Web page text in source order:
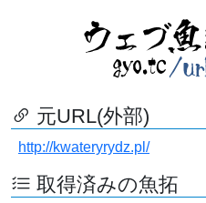
元URL(外部)
http://kwateryrydz.pl/
取得済みの魚拓